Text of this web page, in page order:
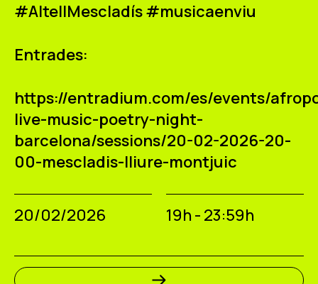
#AltellMescladís #musicaenviu
Entrades:
https://entradium.com/es/events/
live-music-poetry-night-
barcelona/sessions/20-02-2026-20-
00-mescladis-lliure-montjuic
20/02/2026 19h - 23:59h